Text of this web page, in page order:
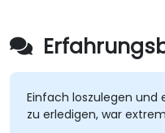
Einfach loszulegen und
zu erledigen, war